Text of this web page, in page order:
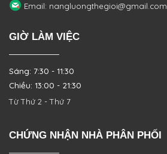
Email: nangluongthegioi@gmail.com
GIỜ LÀM VIỆC
Sáng: 7:30 - 11:30
Chiều: 13:00 - 21:30
Từ Thứ 2 - Thứ 7
CHỨNG NHẬN NHÀ PHÂN PHỐI